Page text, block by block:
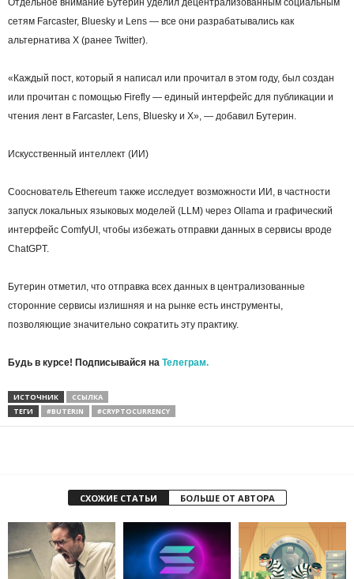
Отдельное внимание Бутерин уделил децентрализованным социальным
сетям Farcaster, Bluesky и Lens — все они разрабатывались как
альтернатива X (ранее Twitter).
«Каждый пост, который я написал или прочитал в этом году, был создан
или прочитан с помощью Firefly — единый интерфейс для публикации и
чтения лент в Farcaster, Lens, Bluesky и X», — добавил Бутерин.
Искусственный интеллект (ИИ)
Сооснователь Ethereum также исследует возможности ИИ, в частности
запуск локальных языковых моделей (LLM) через Ollama и графический
интерфейс ComfyUI, чтобы избежать отправки данных в сервисы вроде
ChatGPT.
Бутерин отметил, что отправка всех данных в централизованные
сторонние сервисы излишняя и на рынке есть инструменты,
позволяющие значительно сократить эту практику.
Будь в курсе! Подписывайся на Телеграм.
ИСТОЧНИК
ССЫЛКА
ТЕГИ
#BUTERIN #CRYPTOCURRENCY
СХОЖИЕ СТАТЬИ БОЛЬШЕ ОТ АВТОРА